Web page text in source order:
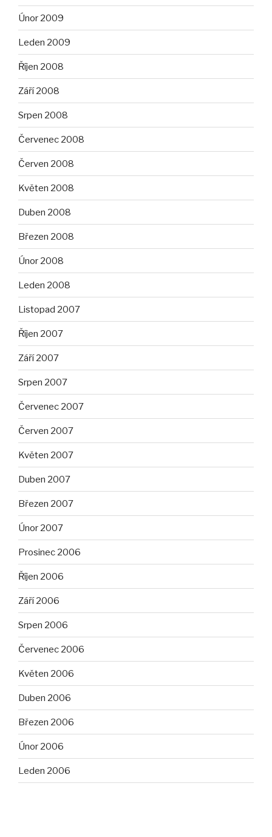
Únor 2009
Leden 2009
Říjen 2008
Září 2008
Srpen 2008
Červenec 2008
Červen 2008
Květen 2008
Duben 2008
Březen 2008
Únor 2008
Leden 2008
Listopad 2007
Říjen 2007
Září 2007
Srpen 2007
Červenec 2007
Červen 2007
Květen 2007
Duben 2007
Březen 2007
Únor 2007
Prosinec 2006
Říjen 2006
Září 2006
Srpen 2006
Červenec 2006
Květen 2006
Duben 2006
Březen 2006
Únor 2006
Leden 2006